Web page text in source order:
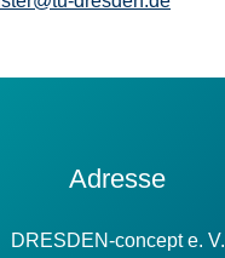
Adresse
DRESDEN-concept e. V.